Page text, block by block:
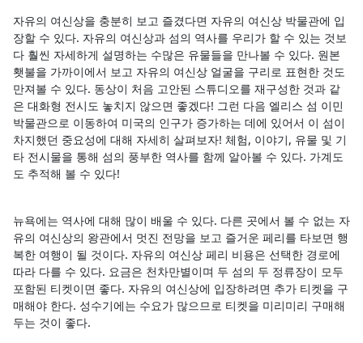
자유의 여신상을 충분히 보고 즐겼다면 자유의 여신상 박물관에 입
장할 수 있다. 자유의 여신상과 섬의 역사를 우리가 할 수 있는 것보
다 훨씬 자세하게 설명하는 수많은 유물들을 만나볼 수 있다. 원본
횃불을 가까이에서 보고 자유의 여신상 얼굴을 구리로 표현한 것도
만져볼 수 있다. 동상이 처음 고안된 스튜디오를 재구성한 것과 같
은 대화형 전시도 놓치지 않으면 좋겠다! 그런 다음 엘리스 섬 이민
박물관으로 이동하여 미국의 인구가 증가하는 데에 있어서 이 섬이
차지했던 중요성에 대해 자세히 살펴보자! 체험, 이야기, 유물 및 기
타 전시물을 통해 섬의 풍부한 역사를 함께 알아볼 수 있다. 가계도
도 추적해 볼 수 있다!
뉴욕에는 역사에 대해 많이 배울 수 있다. 다른 곳에서 볼 수 없는 자
유의 여신상의 왕관에서 멋진 전망을 보고 즐거운 페리를 타보면 행
복한 여행이 될 것이다. 자유의 여신상 페리 비용은 선택한 경로에
따라 다를 수 있다. 요금은 천차만별이며 두 섬의 두 정류장이 모두
포함된 티켓이면 좋다. 자유의 여신상에 입장하려면 추가 티켓을 구
매해야 한다. 성수기에는 수요가 많으므로 티켓을 미리미리 구매해
두는 것이 좋다.